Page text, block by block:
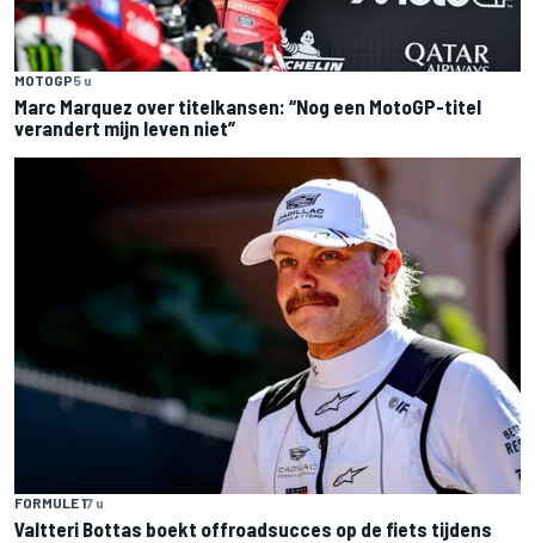
MOTOGP5 u
Marc Marquez over titelkansen: “Nog een MotoGP-titel
verandert mijn leven niet”
FORMULE 17 u
Valtteri Bottas boekt offroadsucces op de fiets tijdens